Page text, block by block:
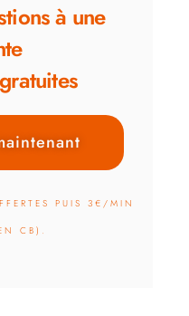
à une
PUIS 3€/MIN
CB).